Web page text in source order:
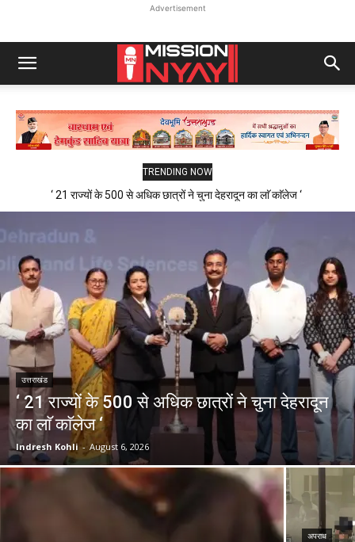
Advertisement
TRENDING NOW
‘ 21 राज्यों के 500 से अधिक छात्रों ने चुना देहरादून का लाॅ काॅलेज ‘
उत्तराखंड
‘ 21 राज्यों के 500 से अधिक छात्रों ने चुना देहरादून
का लाॅ काॅलेज ‘
Indresh Kohli - August 6, 2026
अपराध